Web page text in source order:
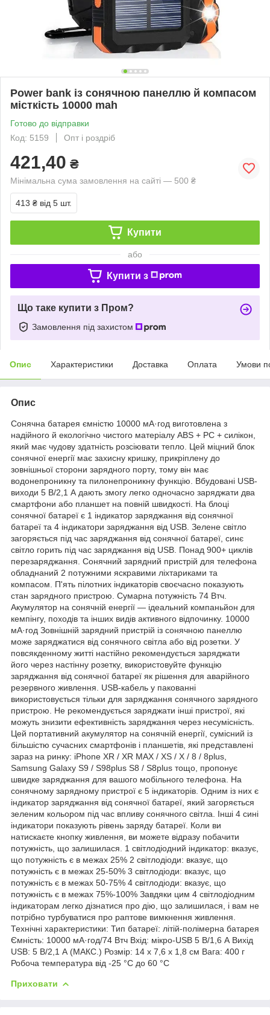
Power bank із сонячною панеллю й компасом
місткість 10000 mah
Готово до відправки
Код: 5159
Опт і роздріб
421,40 ₴
Мінімальна сума замовлення на сайті — 500 ₴
413 ₴ від 5 шт.
Купити
або
Купити з
Що таке купити з Пром?
Замовлення під захистом
Опис Характеристики Доставка Оплата Умови
Опис
Сонячна батарея ємністю 10000 мА·год виготовлена з
надійного й екологічно чистого матеріалу ABS + PC + силікон,
який має чудову здатність розсіювати тепло. Цей міцний блок
сонячної енергії має захисну кришку, прикріплену до
зовнішньої сторони зарядного порту, тому він має
водонепроникну та пилонепроникну функцію. Вбудовані USB-
виходи 5 В/2,1 А дають змогу легко одночасно заряджати два
смартфони або планшет на повній швидкості. На блоці
сонячної батареї є 1 індикатор заряджання від сонячної
батареї та 4 індикатори заряджання від USB. Зелене світло
загоряється під час заряджання від сонячної батареї, синє
світло горить під час заряджання від USB. Понад 900+ циклів
перезаряджання. Сонячний зарядний пристрій для телефона
обладнаний 2 потужними яскравими ліхтариками та
компасом. П'ять пілотних індикаторів своєчасно показують
стан зарядного пристрою. Сумарна потужність 74 Втч.
Акумулятор на сонячній енергії — ідеальний компаньйон для
кемпінгу, походів та інших видів активного відпочинку. 10000
мА·год Зовнішній зарядний пристрій із сонячною панеллю
може заряджатися від сонячного світла або від розетки. У
повсякденному житті настійно рекомендується заряджати
його через настінну розетку, використовуйте функцію
заряджання від сонячної батареї як рішення для аварійного
резервного живлення. USB-кабель у пакованні
використовується тільки для заряджання сонячного зарядного
пристрою. Не рекомендується заряджати інші пристрої, які
можуть знизити ефективність заряджання через несумісність.
Цей портативний акумулятор на сонячній енергії, сумісний із
більшістю сучасних смартфонів і планшетів, які представлені
зараз на ринку: iPhone XR / XR MAX / XS / X / 8 / 8plus,
Samsung Galaxy S9 / S98plus S8 / S8plus тощо, пропонує
швидке заряджання для вашого мобільного телефона. На
сонячному зарядному пристрої є 5 індикаторів. Одним із них є
індикатор заряджання від сонячної батареї, який загоряється
зеленим кольором під час впливу сонячного світла. Інші 4 сині
індикатори показують рівень заряду батареї. Коли ви
натискаєте кнопку живлення, ви можете відразу побачити
потужність, що залишилася. 1 світлодіодний індикатор: вказує,
що потужність є в межах 25% 2 світлодіоди: вказує, що
потужність є в межах 25-50% 3 світлодіоди: вказує, що
потужність є в межах 50-75% 4 світлодіоди: вказує, що
потужність є в межах 75%-100% Завдяки цим 4 світлодіодним
індикаторам легко дізнатися про дію, що залишилася, і вам не
потрібно турбуватися про раптове вимкнення живлення.
Технічні характеристики: Тип батареї: літій-полімерна батарея
Ємність: 10000 мА·год/74 Втч Вхід: мікро-USB 5 В/1,6 А Вихід
USB: 5 В/2,1 А (МАКС.) Розмір: 14 х 7,6 х 1,8 см Вага: 400 г
Робоча температура від -25 °C до 60 °C
Приховати